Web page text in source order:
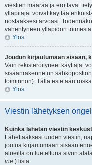
viestien määrää ja erottavat
ylläpitäjät voivat käyttää
nostaaksesi arvoasi.
vähentyneen ylläpidon toimesta.
Ylös
Joudun kirjautumaan sisään,
Vain rekisteröityneet käyttäjät
sisäänrakennetun
toiminnon). Tällä estetään
Ylös
Viestin lähetyksen
Kuinka lähetän viestin
Lähettääksesi uuden viestin,
joutua kirjautumaan sisään
alueilla on lueteltuna sivun
jne.) lista.